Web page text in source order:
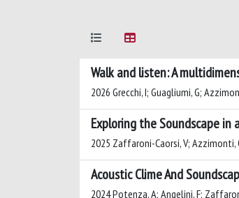
Walk and listen: A
2026 Grecchi, I; Guagliumi, G;
Exploring the Soundscape in
2025 Zaffaroni-Caorsi, V; Azzimonti,
Acoustic Clime And
2024 Potenza, A; Angelini, F;